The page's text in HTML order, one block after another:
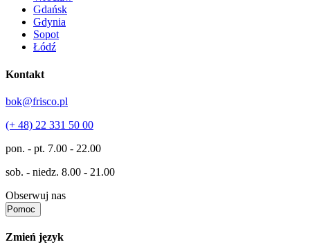
Gdańsk
Gdynia
Sopot
Łódź
Kontakt
bok@frisco.pl
(+ 48) 22 331 50 00
pon. - pt. 7.00 - 22.00
sob. - niedz. 8.00 - 21.00
Obserwuj nas
Pomoc
Zmień język